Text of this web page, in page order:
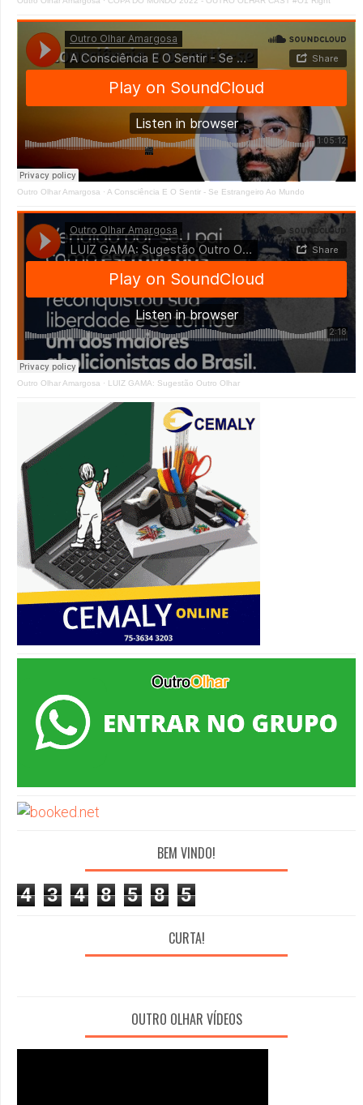
Outro Olhar Amargosa · A Consciência E O Sentir - Se Estrangeiro Ao Mundo
Outro Olhar Amargosa · LUIZ GAMA: Sugestão Outro Olhar
BEM VINDO!
4 3 4 8 5 8 5
CURTA!
OUTRO OLHAR VÍDEOS